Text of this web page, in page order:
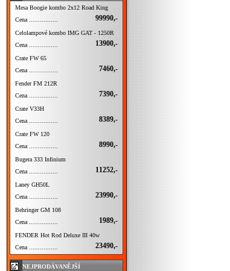
Mesa Boogie kombo 2x12 Road King
Cena ................
99990,-
Celolampové kombo IMG GAT - 1250R
Cena ................
13900,-
Crate FW 65
Cena ................
7460,-
Fender FM 212R
Cena ................
7390,-
Crate V33H
Cena ................
8389,-
Crate FW 120
Cena ................
8990,-
Bugera 333 Infinium
Cena ................
11252,-
Laney GH50L
Cena ................
23990,-
Behringer GM 108
Cena ................
1989,-
FENDER Hot Rod Deluxe III 40w
Cena ................
23490,-
NEJPRODÁVANĚJŠÍ